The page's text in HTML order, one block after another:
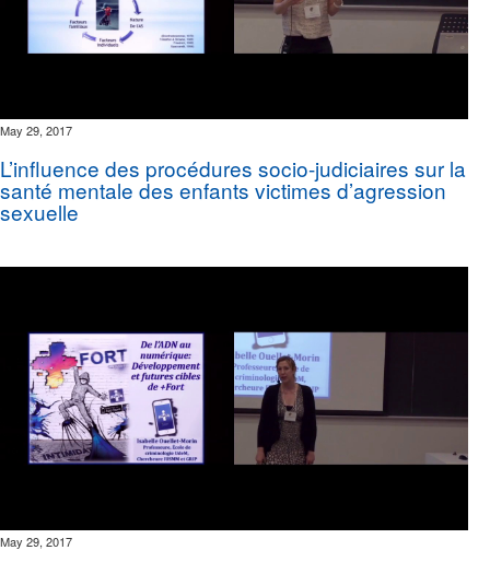
May 29, 2017
L’influence des procédures socio-judiciaires sur la
santé mentale des enfants victimes d’agression
sexuelle
May 29, 2017